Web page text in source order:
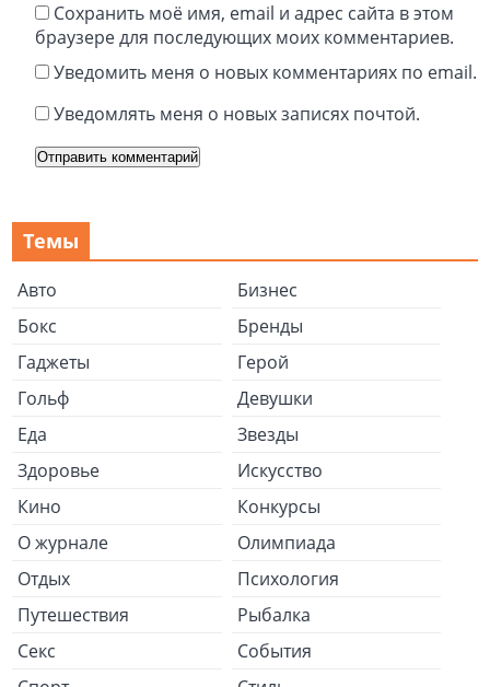
Сохранить моё имя, email и адрес сайта в этом
браузере для последующих моих комментариев.
Уведомить меня о новых комментариях по email.
Уведомлять меня о новых записях почтой.
Темы
Авто
Бизнес
Бокс
Бренды
Гаджеты
Герой
Гольф
Девушки
Еда
Звезды
Здоровье
Искусство
Кино
Конкурсы
О журнале
Олимпиада
Отдых
Психология
Путешествия
Рыбалка
Секс
События